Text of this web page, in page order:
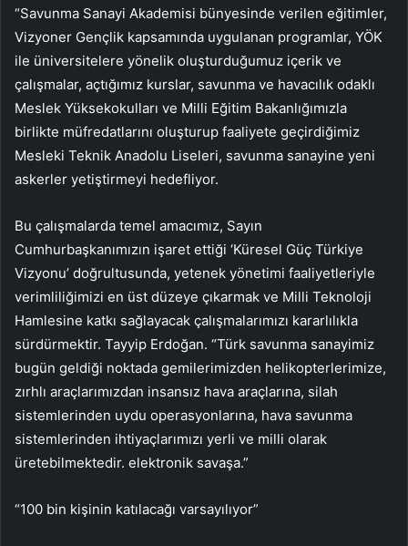
“Savunma Sanayi Akademisi bünyesinde verilen eğitimler,
Vizyoner Gençlik kapsamında uygulanan programlar, YÖK
ile üniversitelere yönelik oluşturduğumuz içerik ve
çalışmalar, açtığımız kurslar, savunma ve havacılık odaklı
Meslek Yüksekokulları ve Milli Eğitim Bakanlığımızla
birlikte müfredatlarını oluşturup faaliyete geçirdiğimiz
Mesleki Teknik Anadolu Liseleri, savunma sanayine yeni
askerler yetiştirmeyi hedefliyor.
Bu çalışmalarda temel amacımız, Sayın
Cumhurbaşkanımızın işaret ettiği ‘Küresel Güç Türkiye
Vizyonu’ doğrultusunda, yetenek yönetimi faaliyetleriyle
verimliliğimizi en üst düzeye çıkarmak ve Milli Teknoloji
Hamlesine katkı sağlayacak çalışmalarımızı kararlılıkla
sürdürmektir. Tayyip Erdoğan. “Türk savunma sanayimiz
bugün geldiği noktada gemilerimizden helikopterlerimize,
zırhlı araçlarımızdan insansız hava araçlarına, silah
sistemlerinden uydu operasyonlarına, hava savunma
sistemlerinden ihtiyaçlarımızı yerli ve milli olarak
üretebilmektedir. elektronik savaşa.”
“100 bin kişinin katılacağı varsayılıyor”